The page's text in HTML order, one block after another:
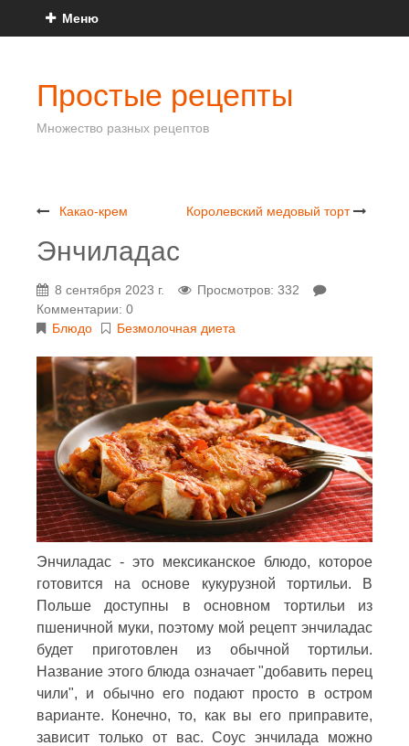
Меню
Простые рецепты
Множество разных рецептов
Какао-крем Королевский медовый торт
Энчиладас
8 сентября 2023 г.
Просмотров: 332
Комментарии: 0
Блюдо
Безмолочная диета
Энчиладас - это мексиканское блюдо, которое
готовится на основе кукурузной тортильи. В
Польше доступны в основном тортильи из
пшеничной муки, поэтому мой рецепт энчиладас
будет приготовлен из обычной тортильи.
Название этого блюда означает "добавить перец
чили", и обычно его подают просто в остром
варианте. Конечно, то, как вы его приправите,
зависит только от вас. Соус энчилада можно